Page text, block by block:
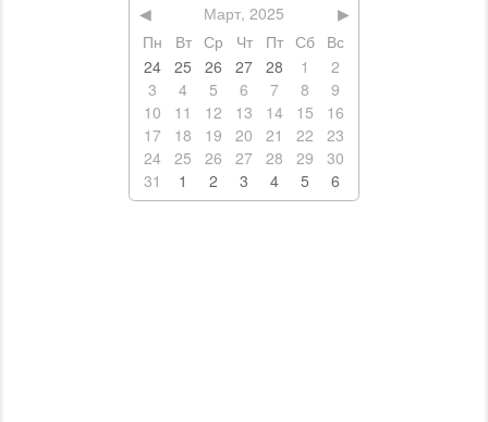
◀ Март, 2025
▶
Пн
Вт Ср Чт Пт Сб Вс
24 25 26 27 28 1
2
3
4 5 6 7 8
9
10
11 12 13 14 15
16
17
18 19 20 21 22
23
24 25 26 27 28 29
30
31
1 2 3 4 5 6